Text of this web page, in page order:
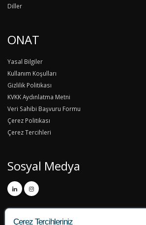
Diller
ONAT
Yasal Bilgiler
Kullanım Koşulları
Gizlilik Politikası
KVKK Aydınlatma Metni
Veri Sahibi Başvuru Formu
Çerez Politikası
Çerez Tercihleri
Sosyal Medya
Çerez Tercihleriniz